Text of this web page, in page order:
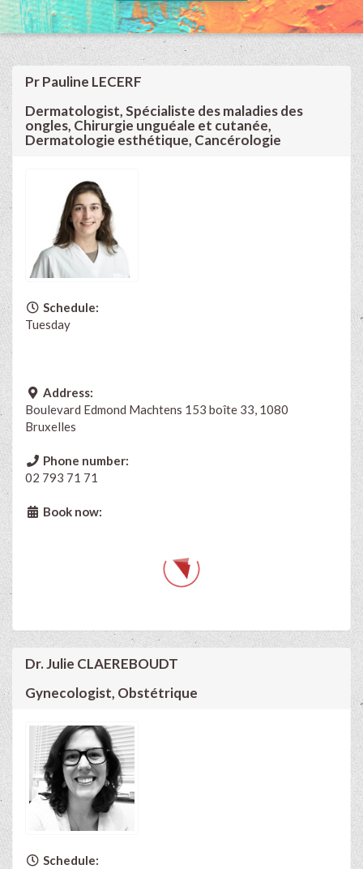
Pr Pauline LECERF
Dermatologist, Spécialiste des maladies des
ongles, Chirurgie unguéale et cutanée,
Dermatologie esthétique, Cancérologie
Schedule:
Tuesday
Address:
Boulevard Edmond Machtens 153 boîte 33, 1080
Bruxelles
Phone number:
02 793 71 71
Book now:
Dr. Julie CLAEREBOUDT
Gynecologist, Obstétrique
Schedule: